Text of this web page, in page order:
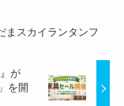
まスカイランタンフ
が
を開